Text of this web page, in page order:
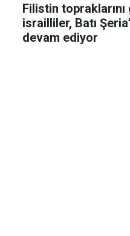
Filistin
israilliler, Batı
devam ediyor